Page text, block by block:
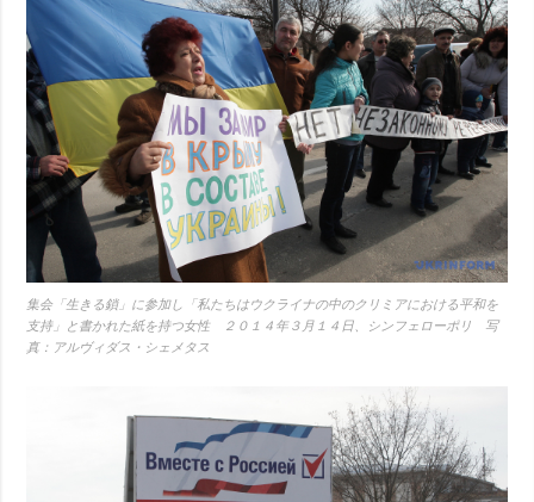
集会「生きる鎖」に参加し「私たちはウクライナの中のクリミアにおける平和を
支持」と書かれた紙を持つ女性 ２０１４年３月１４日、シンフェローポリ 写
真：アルヴィダス・シェメタス